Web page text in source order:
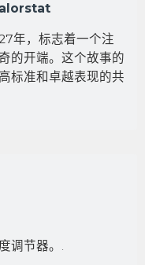
年，标志着一个注
的开端。这个故事的
标准和卓越表现的共
调节器。.